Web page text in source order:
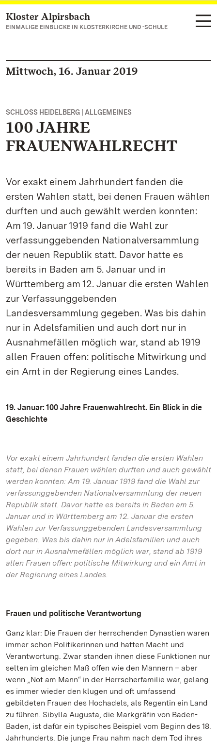
Zum Hauptinhalt springen
Kloster Alpirsbach
EINMALIGE EINBLICKE IN KLOSTERKIRCHE UND -SCHULE
Mittwoch, 16. Januar 2019
SCHLOSS HEIDELBERG | ALLGEMEINES
100 JAHRE
FRAUENWAHLRECHT
Vor exakt einem Jahrhundert fanden die
ersten Wahlen statt, bei denen Frauen wählen
durften und auch gewählt werden konnten:
Am 19. Januar 1919 fand die Wahl zur
verfassunggebenden Nationalversammlung
der neuen Republik statt. Davor hatte es
bereits in Baden am 5. Januar und in
Württemberg am 12. Januar die ersten Wahlen
zur Verfassunggebenden
Landesversammlung gegeben. Was bis dahin
nur in Adelsfamilien und auch dort nur in
Ausnahmefällen möglich war, stand ab 1919
allen Frauen offen: politische Mitwirkung und
ein Amt in der Regierung eines Landes.
19. Januar: 100 Jahre Frauenwahlrecht. Ein Blick in die
Geschichte
Vor exakt einem Jahrhundert fanden die ersten Wahlen
statt, bei denen Frauen wählen durften und auch gewählt
werden konnten: Am 19. Januar 1919 fand die Wahl zur
verfassunggebenden Nationalversammlung der neuen
Republik statt. Davor hatte es bereits in Baden am 5.
Januar und in Württemberg am 12. Januar die ersten
Wahlen zur Verfassunggebenden Landesversammlung
gegeben. Was bis dahin nur in Adelsfamilien und auch
dort nur in Ausnahmefällen möglich war, stand ab 1919
allen Frauen offen: politische Mitwirkung und ein Amt in
der Regierung eines Landes.
Frauen und politische Verantwortung
Ganz klar: Die Frauen der herrschenden Dynastien waren
immer schon Politikerinnen und hatten Macht und
Verantwortung. Zwar standen ihnen diese Funktionen nur
selten im gleichen Maß offen wie den Männern – aber
wenn „Not am Mann“ in der Herrscherfamilie war, gelang
es immer wieder den klugen und oft umfassend
gebildeten Frauen des Hochadels, als Regentin ein Land
zu führen. Sibylla Augusta, die Markgräfin von Baden-
Baden, ist dafür ein typisches Beispiel vom Beginn des 18.
Jahrhunderts. Die junge Frau nahm nach dem Tod ihres